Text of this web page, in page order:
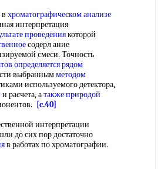
хроматографическом анализе
интерпретация
проведениякоторой
содерл ание
смеси. Точность
определяетсярядом
выбраннымметодом
используемого детектора,
и расчета, атакже природой
[c.40]
интерпретации
до сих пор достаточно
в работах по хроматографии.